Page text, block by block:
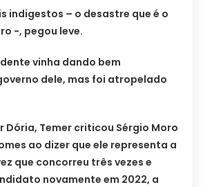
indigestos – o desastre que é o
-, pegou leve.
vinha dando bem
dele, mas foi atropelado
Dória, Temer criticou Sérgio Moro
ao dizer que ele representa a
que concorreu três vezes e
novamente em 2022, a